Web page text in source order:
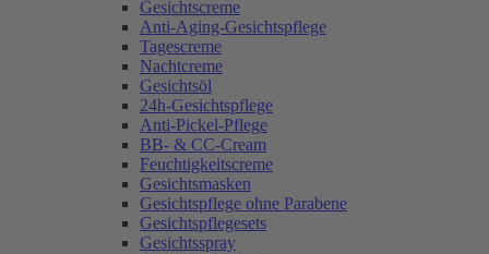
Gesichtscreme
Anti-Aging-Gesichtspflege
Tagescreme
Nachtcreme
Gesichtsöl
24h-Gesichtspflege
Anti-Pickel-Pflege
BB- & CC-Cream
Feuchtigkeitscreme
Gesichtsmasken
Gesichtspflege ohne Parabene
Gesichtspflegesets
Gesichtsspray